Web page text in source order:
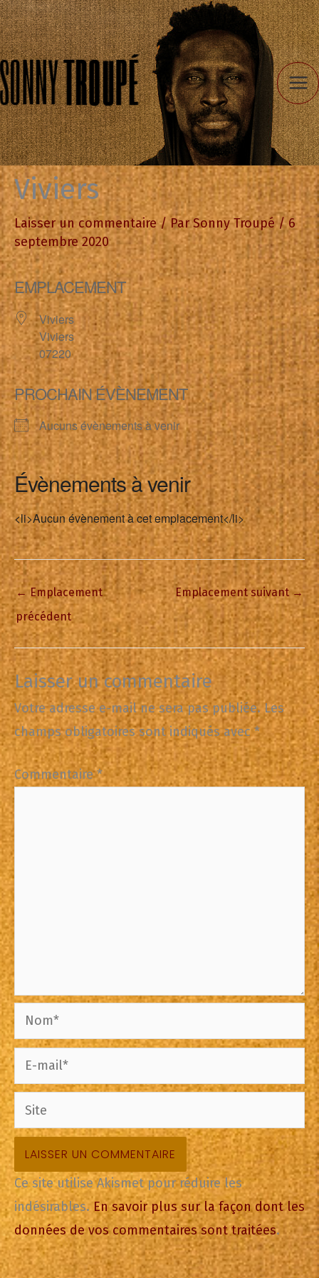
Aller
au
contenu
Viviers
Laisser un commentaire / ParSonny Troupé/6
septembre 2020
EMPLACEMENT
Viviers
Viviers
07220
PROCHAIN ÉVÈNEMENT
Aucuns évènements à venir
Évènements à venir
<li>Aucun évènement à cet emplacement</li>
←Emplacement
précédent
Emplacement suivant→
Laisser un commentaire
Votre adresse e-mail ne sera pas publiée. Les
champs obligatoires sont indiqués avec*
Commentaire*
Nom*
mail*
Site
Ce site utilise Akismet pour réduire les
indésirables.En savoir plus sur la façon dont les
données de vos commentaires sont traitées.